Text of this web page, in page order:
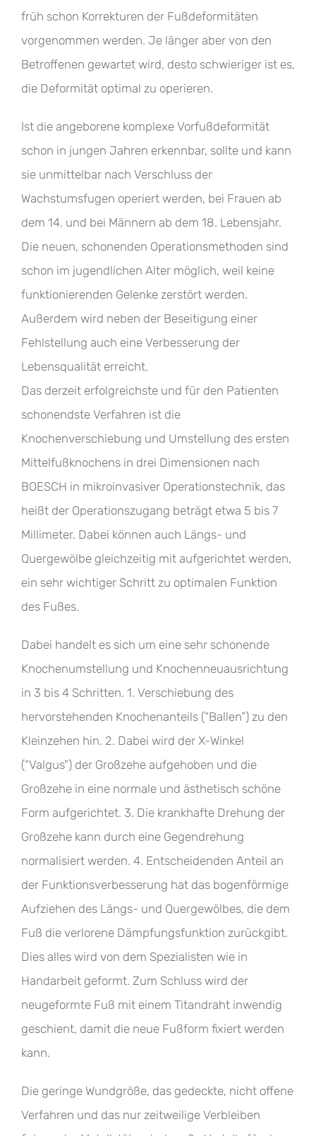
früh schon Korrekturen der Fußdeformitäten
vorgenommen werden. Je länger aber von den
Betroffenen gewartet wird, desto schwieriger ist es,
die Deformität optimal zu operieren.
Ist die angeborene komplexe Vorfußdeformität
schon in jungen Jahren erkennbar, sollte und kann
sie unmittelbar nach Verschluss der
Wachstumsfugen operiert werden, bei Frauen ab
dem 14. und bei Männern ab dem 18. Lebensjahr.
Die neuen, schonenden Operationsmethoden sind
schon im jugendlichen Alter möglich, weil keine
funktionierenden Gelenke zerstört werden.
Außerdem wird neben der Beseitigung einer
Fehlstellung auch eine Verbesserung der
Lebensqualität erreicht.
Das derzeit erfolgreichste und für den Patienten
schonendste Verfahren ist die
Knochenverschiebung und Umstellung des ersten
Mittelfußknochens in drei Dimensionen nach
BOESCH in mikroinvasiver Operationstechnik, das
heißt der Operationszugang beträgt etwa 5 bis 7
Millimeter. Dabei können auch Längs- und
Quergewölbe gleichzeitig mit aufgerichtet werden,
ein sehr wichtiger Schritt zu optimalen Funktion
des Fußes.
Dabei handelt es sich um eine sehr schonende
Knochenumstellung und Knochenneuausrichtung
in 3 bis 4 Schritten. 1. Verschiebung des
hervorstehenden Knochenanteils (“Ballen”) zu den
Kleinzehen hin. 2. Dabei wird der X-Winkel
(“Valgus”) der Großzehe aufgehoben und die
Großzehe in eine normale und ästhetisch schöne
Form aufgerichtet. 3. Die krankhafte Drehung der
Großzehe kann durch eine Gegendrehung
normalisiert werden. 4. Entscheidenden Anteil an
der Funktionsverbesserung hat das bogenförmige
Aufziehen des Längs- und Quergewölbes, die dem
Fuß die verlorene Dämpfungsfunktion zurückgibt.
Dies alles wird von dem Spezialisten wie in
Handarbeit geformt. Zum Schluss wird der
neugeformte Fuß mit einem Titandraht inwendig
geschient, damit die neue Fußform fixiert werden
kann.
Die geringe Wundgröße, das gedeckte, nicht offene
Verfahren und das nur zeitweilige Verbleiben